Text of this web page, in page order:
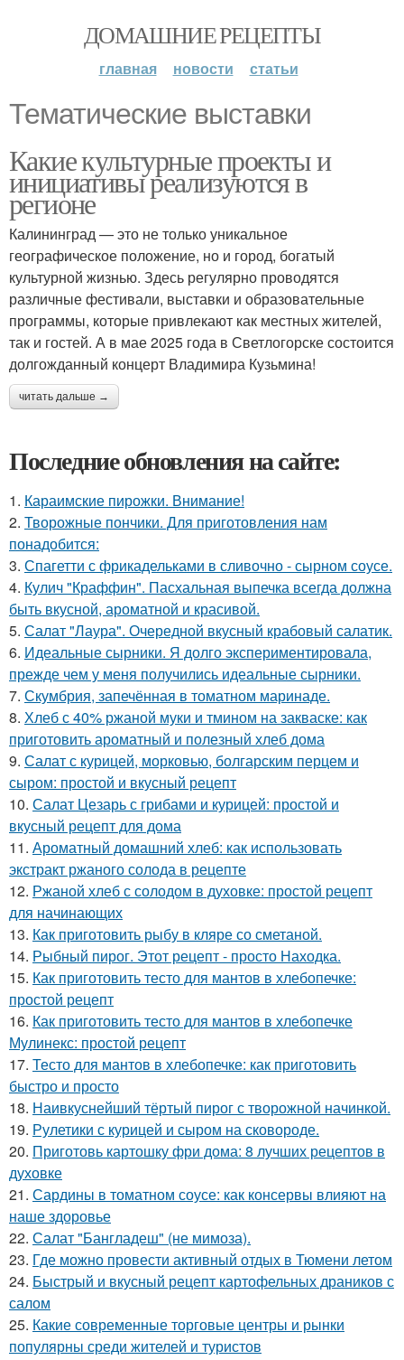
ДОМАШНИЕ РЕЦЕПТЫ
главная новости статьи
Тематические выставки
Какие культурные проекты и
инициативы реализуются в
регионе
Калининград — это не только уникальное
географическое положение, но и город, богатый
культурной жизнью. Здесь регулярно проводятся
различные фестивали, выставки и образовательные
программы, которые привлекают как местных жителей,
так и гостей. А в мае 2025 года в Светлогорске состоится
долгожданный концерт Владимира Кузьмина!
читать дальше →
Последние обновления на сайте:
1. Караимские пирожки. Внимание!
2. Творожные пончики. Для приготовления нам
понадобится:
3. Спагетти с фрикадельками в сливочно - сырном соусе.
4. Кулич "Краффин". Пасхальная выпечка всегда должна
быть вкусной, ароматной и красивой.
5. Салат "Лаура". Очередной вкусный крабовый салатик.
6. Идеальные сырники. Я долго экспериментировала,
прежде чем у меня получились идеальные сырники.
7. Скумбрия, запечённая в томатном маринаде.
8. Хлеб с 40% ржаной муки и тмином на закваске: как
приготовить ароматный и полезный хлеб дома
9. Салат с курицей, морковью, болгарским перцем и
сыром: простой и вкусный рецепт
10. Салат Цезарь с грибами и курицей: простой и
вкусный рецепт для дома
11. Ароматный домашний хлеб: как использовать
экстракт ржаного солода в рецепте
12. Ржаной хлеб с солодом в духовке: простой рецепт
для начинающих
13. Как приготовить рыбу в кляре со сметаной.
14. Рыбный пирог. Этот рецепт - просто Находка.
15. Как приготовить тесто для мантов в хлебопечке:
простой рецепт
16. Как приготовить тесто для мантов в хлебопечке
Мулинекс: простой рецепт
17. Тесто для мантов в хлебопечке: как приготовить
быстро и просто
18. Наивкуснейший тёртый пирог с творожной начинкой.
19. Рулетики с курицей и сыром на сковороде.
20. Приготовь картошку фри дома: 8 лучших рецептов в
духовке
21. Сардины в томатном соусе: как консервы влияют на
наше здоровье
22. Салат "Бангладеш" (не мимоза).
23. Где можно провести активный отдых в Тюмени летом
24. Быстрый и вкусный рецепт картофельных драников с
салом
25. Какие современные торговые центры и рынки
популярны среди жителей и туристов